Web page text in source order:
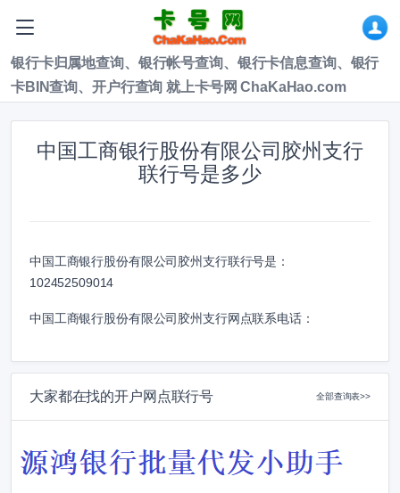
银行卡归属地查询、银行帐号查询、银行卡信息查询、银行
卡BIN查询、开户行查询 就上卡号网 ChaKaHao.com
中国工商银行股份有限公司胶州支行
联行号是多少
中国工商银行股份有限公司胶州支行联行号是：
102452509014
中国工商银行股份有限公司胶州支行网点联系电话：
大家都在找的开户网点联行号 全部查询表>>